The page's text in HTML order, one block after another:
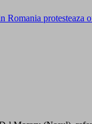
Romania protesteaza